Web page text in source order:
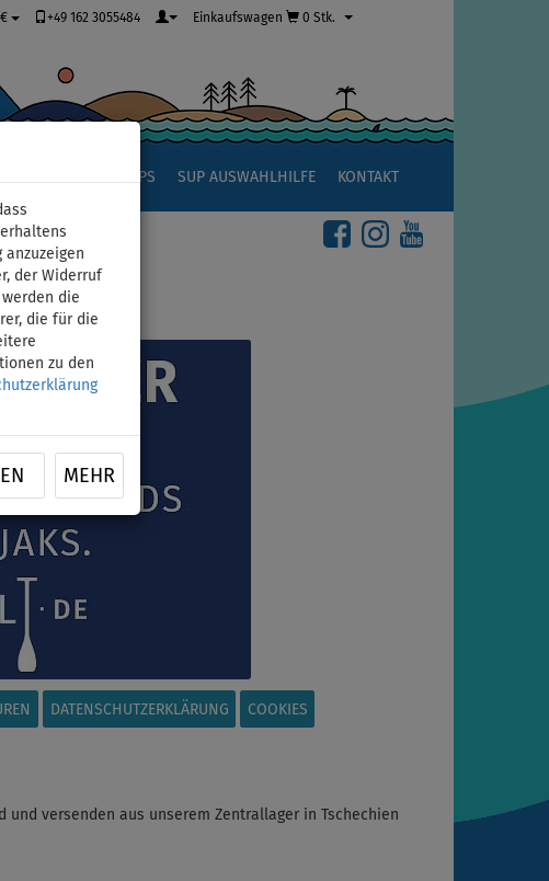
der Widerruf
die
die für die
zu den
MEHR
+49 162 3055484 Einkaufswagen 0 Stk.
SUP TIPPS SUP AUSWAHLHILFE KONTAKT
DATENSCHUTZERKLÄRUNG COOKIES
versenden aus unserem Zentrallager in Tschechien